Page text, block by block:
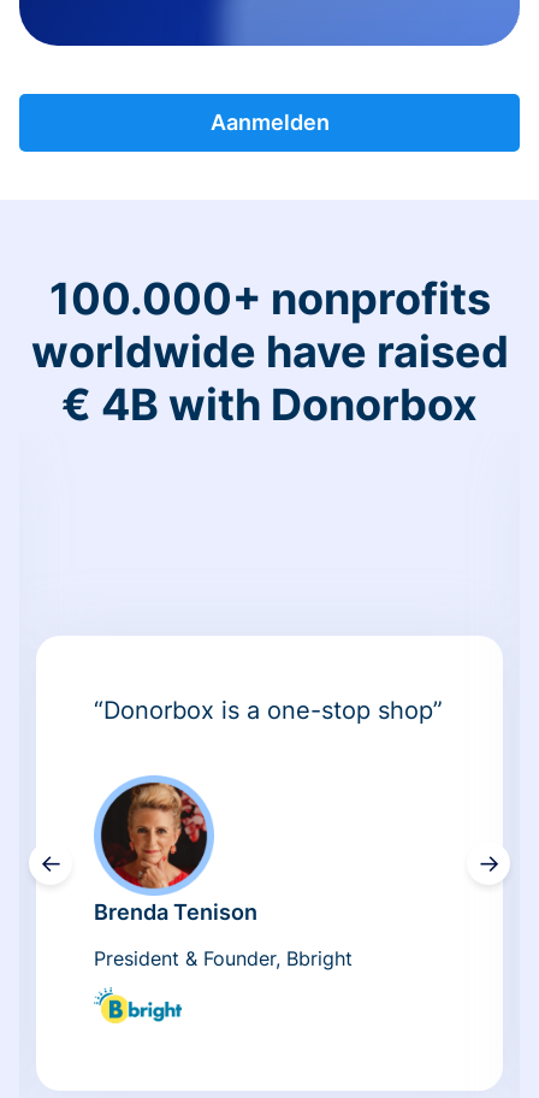
Aanmelden
100.000+ nonprofits
worldwide have raised
€ 4B with Donorbox
←
“Donorbox is a one-stop shop”
Brenda Tenison
President & Founder, Bbright
→